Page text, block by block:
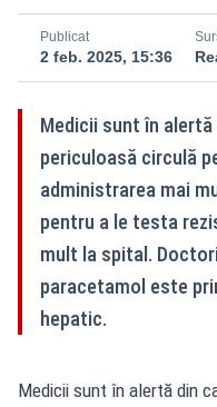
Publicat
2 feb. 2025, 15:36
Medicii sunt în
periculoasă circulă
administrarea mai
pentru a le testa
mult la spital.
paracetamol este
hepatic.
Medicii sunt în alertă din